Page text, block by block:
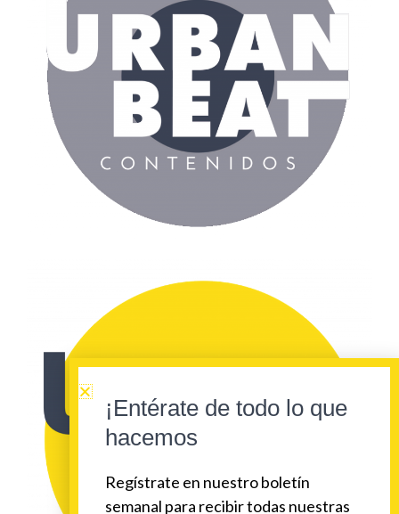
¡Entérate de todo lo que
hacemos
Regístrate en nuestro boletín
semanal para recibir todas nuestras